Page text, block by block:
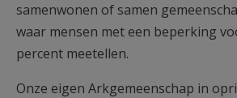
samenwonen of samen
waar mensen met een beperking
percent meetellen.
Onze eigen Arkgemeenschap in